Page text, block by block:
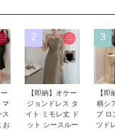
マ
お
2
【即納】オケー
ジョンドレス タ
イト ミモレ丈 ド
ット シースルー
3
【即
柄シ
ブ ロ
ツド